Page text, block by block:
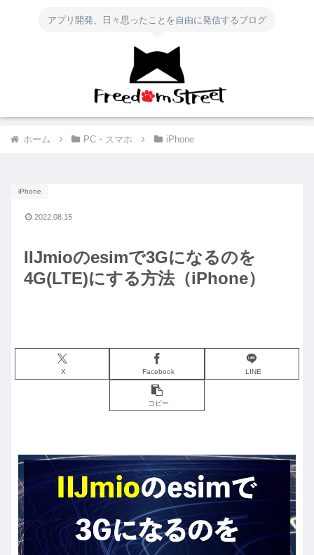
アプリ開発、日々思ったことを自由に発信するブログ
ホーム PC・スマホ iPhone
IIJmioのesimで3Gになるのを
4G(LTE)にする方法（iPhone）
iPhone
X Facebook LINE
コピー
2022.08.15